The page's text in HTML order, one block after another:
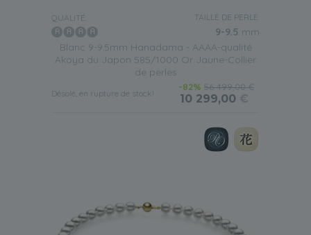
QUALITÉ: TAILLE DE PERLE:
9-9.5 mm
Blanc 9-9.5mm Hanadama - AAAA-qualité
Akoya du Japon 585/1000 Or Jaune-Collier
de perles
Désolé, en rupture de stock!
-82% 56 499,00 €
10 299,00 €